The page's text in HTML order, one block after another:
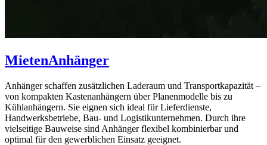
MietenAnhänger
Anhänger schaffen zusätzlichen Laderaum und Transportkapazität –
von kompakten Kastenanhängern über Planenmodelle bis zu
Kühlanhängern. Sie eignen sich ideal für Lieferdienste,
Handwerksbetriebe, Bau- und Logistikunternehmen. Durch ihre
vielseitige Bauweise sind Anhänger flexibel kombinierbar und
optimal für den gewerblichen Einsatz geeignet.